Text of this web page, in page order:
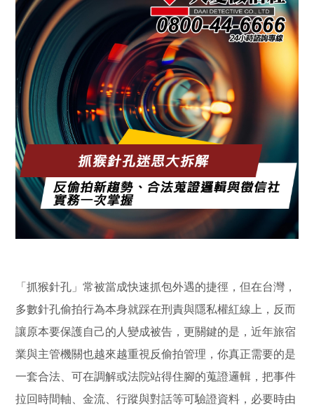
「抓猴針孔」常被當成快速抓包外遇的捷徑，但在台灣，
多數針孔偷拍行為本身就踩在刑責與隱私權紅線上，反而
讓原本要保護自己的人變成被告，更關鍵的是，近年旅宿
業與主管機關也越來越重視反偷拍管理，你真正需要的是
一套合法、可在調解或法院站得住腳的蒐證邏輯，把事件
拉回時間軸、金流、行蹤與對話等可驗證資料，必要時由